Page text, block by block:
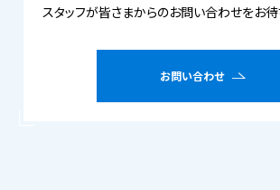
スタッフが皆さまからのお問い合わせをお待
お問い合わせ